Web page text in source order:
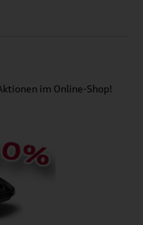
im Online-Shop!